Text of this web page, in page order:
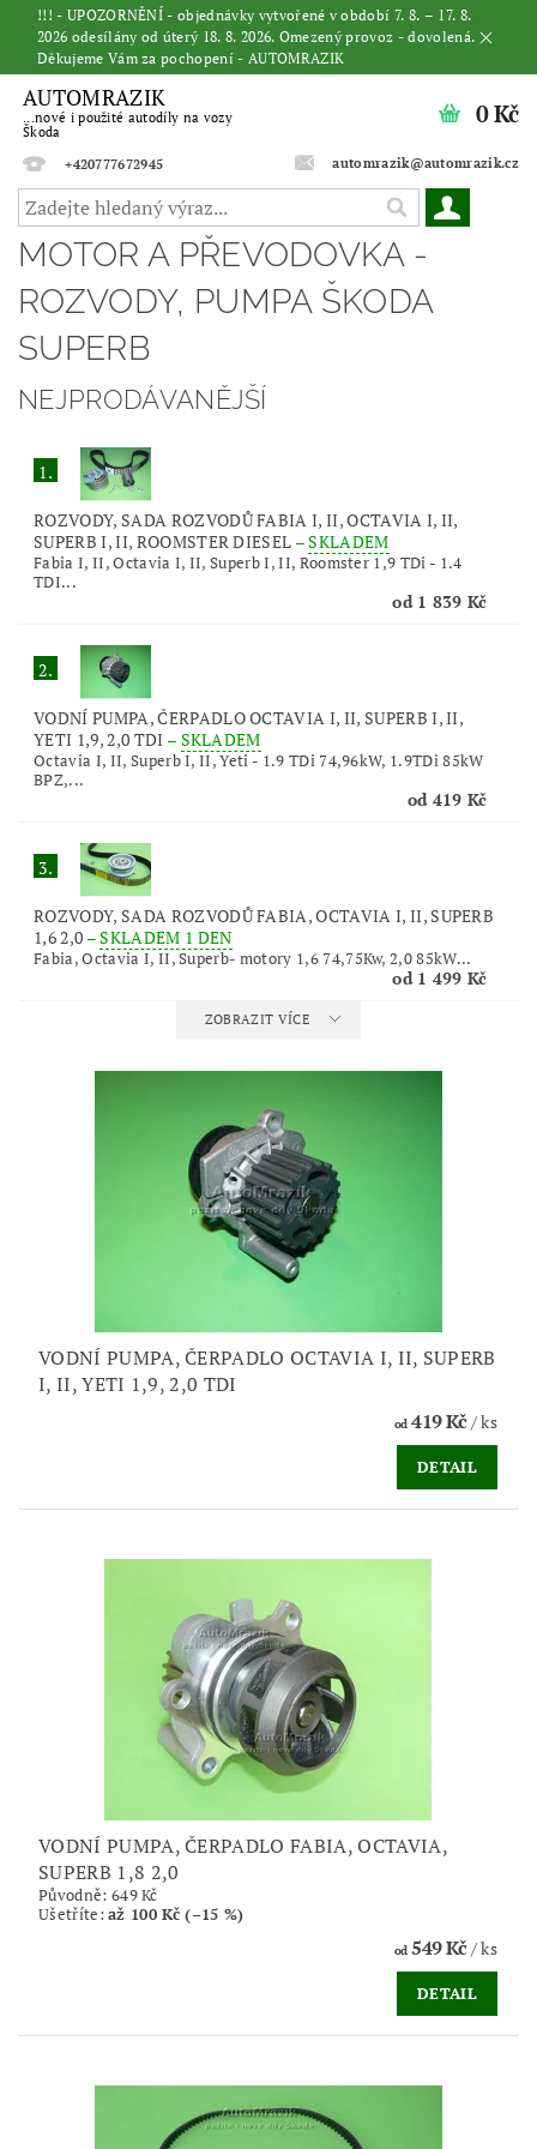
!!! - UPOZORNĚNÍ - objednávky vytvořené v období 7. 8. – 17. 8.
2026 odesílány od úterý 18. 8. 2026. Omezený provoz - dovolená.
Děkujeme Vám za pochopení - AUTOMRAZIK
AUTOMRAZIK
...nové i použité autodíly na vozy
Škoda
+420777672945
automrazik@automrazik.cz
0 Kč
MOTOR A PŘEVODOVKA -
ROZVODY, PUMPA ŠKODA
SUPERB
NEJPRODÁVANĚJŠÍ
1.
ROZVODY, SADA ROZVODŮ FABIA I, II, OCTAVIA I, II,
SUPERB I, II, ROOMSTER DIESEL –SKLADEM
Fabia I, II, Octavia I, II, Superb I, II, Roomster 1,9 TDi - 1.4
TDI...
od 1 839 Kč
2.
VODNÍ PUMPA, ČERPADLO OCTAVIA I, II, SUPERB I, II,
YETI 1,9, 2,0 TDI – SKLADEM
Octavia I, II, Superb I, II, Yeti - 1.9 TDi 74,96kW, 1.9TDi 85kW
BPZ,...
od 419 Kč
3.
ROZVODY, SADA ROZVODŮ FABIA, OCTAVIA I, II, SUPERB
1,6 2,0 –SKLADEM 1 DEN
Fabia, Octavia I, II, Superb- motory 1,6 74,75Kw, 2,0 85kW...
od 1 499 Kč
ZOBRAZIT VÍCE
VODNÍ PUMPA, ČERPADLO OCTAVIA I, II, SUPERB
I, II, YETI 1,9, 2,0 TDI
od419 Kč/ ks
DETAIL
VODNÍ PUMPA, ČERPADLO FABIA, OCTAVIA,
SUPERB 1,8 2,0
Původně: 649 Kč
Ušetříte:až 100 Kč (–15 %)
od549 Kč/ ks
DETAIL